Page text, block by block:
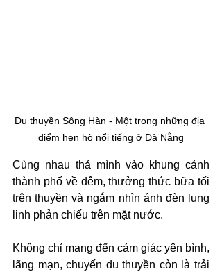
Du thuyền Sông Hàn - Một trong những địa
điểm hẹn hò nổi tiếng ở Đà Nẵng
Cùng nhau thả mình vào khung cảnh
thành phố về đêm, thưởng thức bữa tối
trên thuyền và ngắm nhìn ánh đèn lung
linh phản chiếu trên mặt nước.
Không chỉ mang đến cảm giác yên bình,
lãng mạn, chuyến du thuyền còn là trải